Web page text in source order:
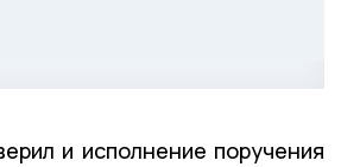
и исполнение поручения